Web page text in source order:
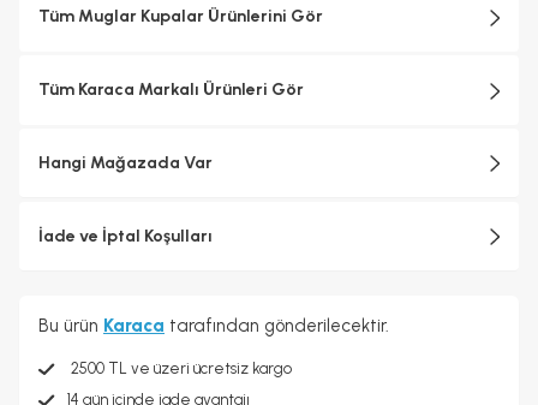
Tüm Muglar Kupalar Ürünlerini Gör
Tüm Karaca Markalı Ürünleri Gör
Hangi Mağazada Var
İade ve İptal Koşulları
Bu ürün Karaca tarafından gönderilecektir.
2500 TL ve üzeri ücretsiz kargo
14 gün içinde iade avantajı